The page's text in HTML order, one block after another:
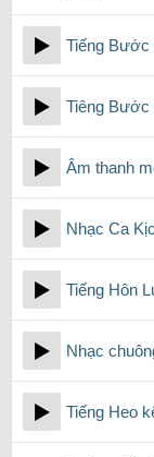
Tiếng Bước
Tiêng Bước
Âm thanh
Nhạc Ca
Tiếng Hôn
Nhạc
Tiếng Heo